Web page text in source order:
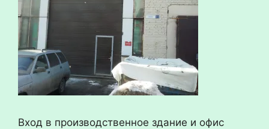
Вход в производственное здание и офис